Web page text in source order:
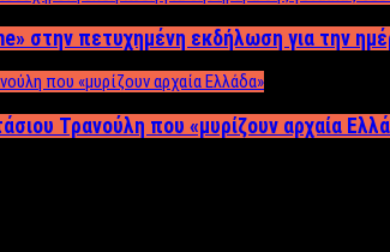
στην πετυχημένη εκδήλωση για την
Τρανούλη που «μυρίζουν αρχαία